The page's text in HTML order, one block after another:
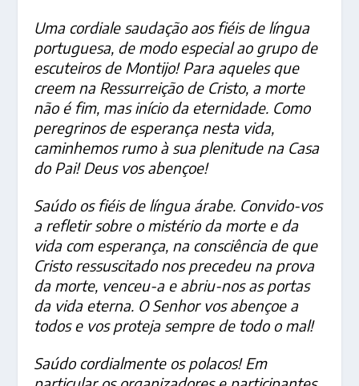
Uma cordiale saudação aos fiéis de língua
portuguesa, de modo especial ao grupo de
escuteiros de Montijo! Para aqueles que
creem na Ressurreição de Cristo, a morte
não é fim, mas início da eternidade. Como
peregrinos de esperança nesta vida,
caminhemos rumo à sua plenitude na Casa
do Pai! Deus vos abençoe!
Saúdo os fiéis de língua árabe. Convido-vos
a refletir sobre o mistério da morte e da
vida com esperança, na consciência de que
Cristo ressuscitado nos precedeu na prova
da morte, venceu-a e abriu-nos as portas
da vida eterna. O Senhor vos abençoe a
todos e vos proteja sempre de todo o mal!
Saúdo cordialmente os polacos! Em